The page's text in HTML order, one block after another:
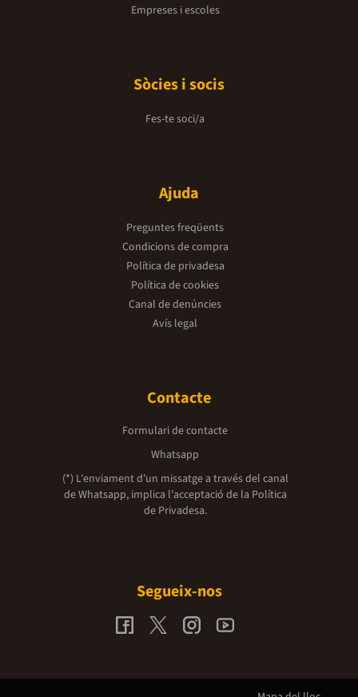
Empreses i escoles
Sòcies i socis
Fes-te soci/a
Ajuda
Preguntes freqüents
Condicions de compra
Política de privadesa
Política de cookies
Canal de denúncies
Avís legal
Contacte
Formulari de contacte
Whatsapp
(*) L'enviament d’un missatge a través del canal
de Whatsapp, implica l'acceptació de la Política
de Privadesa.
Segueix-nos